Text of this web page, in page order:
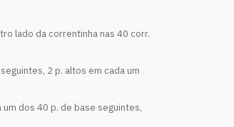
lado da correntinha nas 40 corr.
2 p. altos em cada um
dos 40 p. de base seguintes,